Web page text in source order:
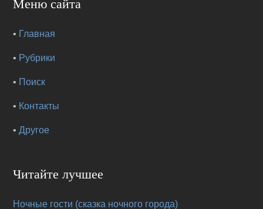
• Главная
• Рубрики
• Поиск
• Контакты
•Другое
Читайте лучшее
Ночные гости (сказка ночного города)